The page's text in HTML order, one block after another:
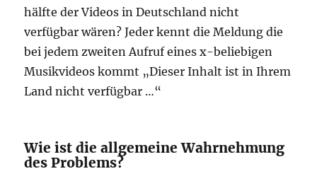
hälfte der Videos in Deutschland nicht
verfügbar wären? Jeder kennt die Meldung die
bei jedem zweiten Aufruf eines x-beliebigen
Musikvideos kommt „Dieser Inhalt ist in Ihrem
Land nicht verfügbar …“
Wie ist die allgemeine Wahrnehmung
des Problems?